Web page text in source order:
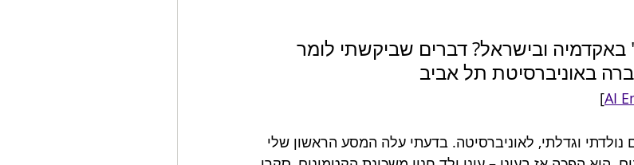
ובישראל? דברים שביקשתי לומר
באוניברסיטת תל אביב
AI
]
וגדלתי, לאוניברסיטה. בדעתי עלה המסע הראשון שלי